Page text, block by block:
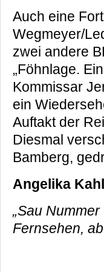
Auch eine
Wegmeyer/
zwei andere
„Föhnlage.
Kommissar
ein
Auftakt der
Diesmal
Bamberg,
Angelika Kahl
„Sau
Fernsehen,